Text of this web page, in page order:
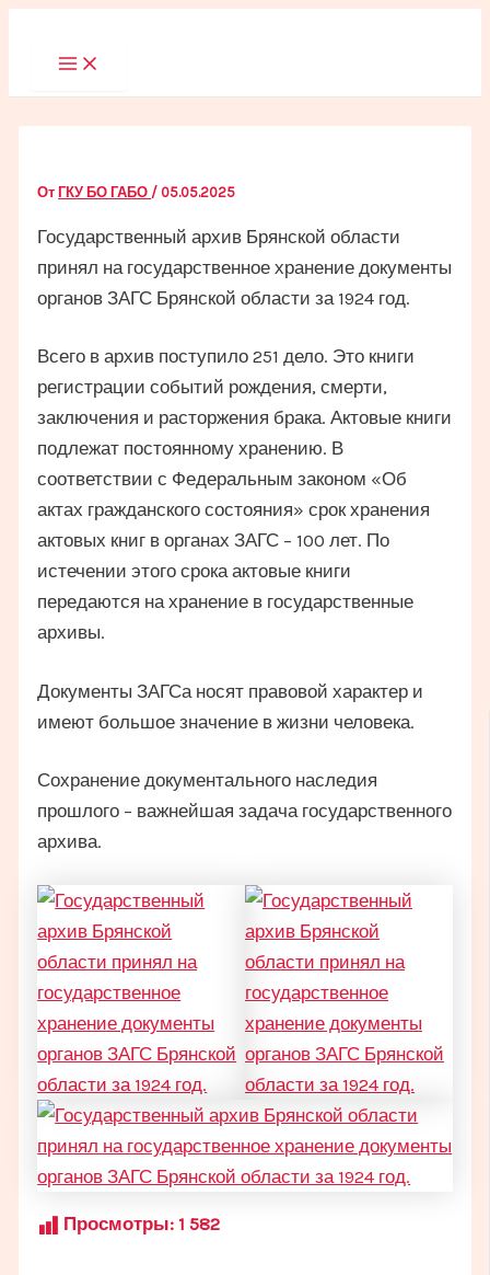
Main
Menu
ОтГКУ БО ГАБО / 05.05.2025
Государственный архив Брянской области
принял на государственное хранение документы
органов ЗАГС Брянской области за 1924 год.
Всего в архив поступило 251 дело. Это книги
регистрации событий рождения, смерти,
заключения и расторжения брака. Актовые книги
подлежат постоянному хранению. В
соответствии с Федеральным законом «Об
актах гражданского состояния» срок хранения
актовых книг в органах ЗАГС – 100 лет. По
истечении этого срока актовые книги
передаются на хранение в государственные
архивы.
Документы ЗАГСа носят правовой характер и
имеют большое значение в жизни человека.
Сохранение документального наследия
прошлого – важнейшая задача государственного
архива.
Просмотры: 1 582